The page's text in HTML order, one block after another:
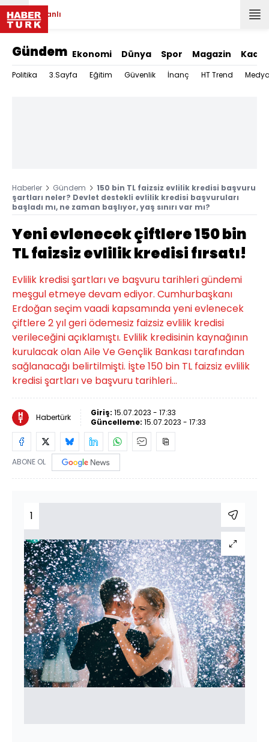
Canlı
Gündem Ekonomi Dünya Spor Magazin Kadın
Politika 3.Sayfa Eğitim Güvenlik İnanç HT Trend
Haberler Gündem
150 bin TL faizsiz evlilik kredisi başvuru
şartları neler? Devlet destekli evlilik kredisi başvuruları
başladı mı, ne zaman başlıyor, yaş sınırı var mı?
Yeni evlenecek çiftlere 150 bin
TL faizsiz evlilik kredisi fırsatı!
Evlilik kredisi şartları ve başvuru tarihleri gündemi
meşgul etmeye devam ediyor. Cumhurbaşkanı
Erdoğan seçim vaadi kapsamında yeni evlenecek
çiftlere 2 yıl geri ödemesiz faizsiz evlilik kredisi
verileceğini açıklamıştı. Evlilik kredisinin kaynağının
kurulacak olan Aile Ve Gençlik Bankası tarafından
sağlanacağı belirtilmişti. İşte 150 bin TL faizsiz evlilik
kredisi şartları ve başvuru tarihleri...
Habertürk Giriş: 15.07.2023 - 17:33
Güncelleme: 15.07.2023 - 17:33
ABONE OL
1